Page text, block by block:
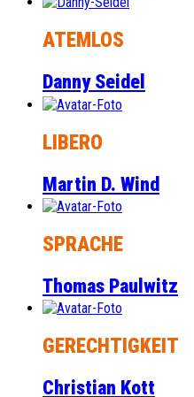
ATEMLOS
Danny Seidel
LIBERO
Martin D. Wind
SPRACHE
Thomas Paulwitz
GERECHTIGKEIT
Christian Kott